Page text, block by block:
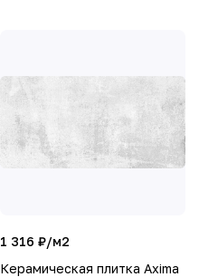
1 316 ₽/м2
Керамическая плитка Axima